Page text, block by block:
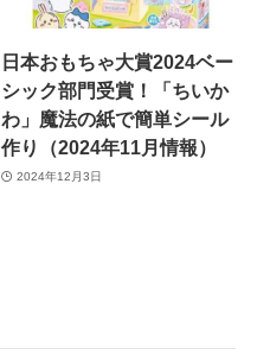
日本おもちゃ大賞2024ベー
シック部門受賞！「ちいか
わ」魔法の紙で簡単シール
作り（2024年11月情報）
2024年12月3日